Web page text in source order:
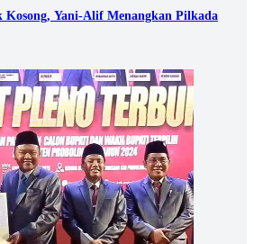
Yani-Alif Menangkan Pilkada